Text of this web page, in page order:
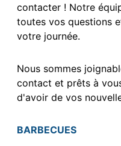
contacter ! Notre
toutes vos questions
votre journée.
Nous sommes
contact et prêts à
d'avoir de vos
BARBECUES